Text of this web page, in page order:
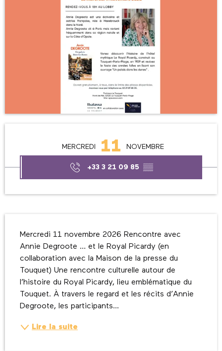
MERCREDI 11 NOVEMBRE
+33 3 21 09 85 ▒▒
Mercredi 11 novembre 2026 Rencontre avec
Annie Degroote … et le Royal Picardy (en
collaboration avec la Maison de la presse du
Touquet) Une rencontre culturelle autour de
l’histoire du Royal Picardy, lieu emblématique du
Touquet. À travers le regard et les récits d’Annie
Degroote, les participants...
Lire la suite